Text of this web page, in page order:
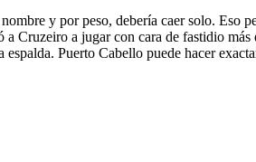
y por peso, debería caer solo. Eso
Cruzeiro a jugar con cara de fastidio más
Puerto Cabello puede hacer